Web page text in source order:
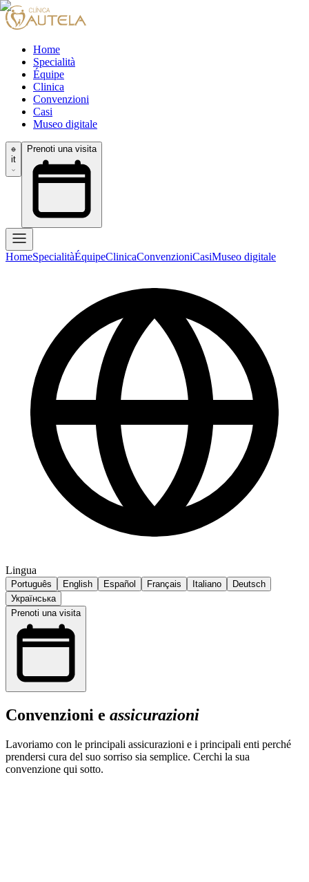
Home
Specialità
Équipe
Clinica
Convenzioni
Casi
Museo digitale
it
Prenoti una visita
HomeSpecialitàÉquipeClinicaConvenzioniCasiMuseo digitale
Lingua
Português English Español Français Italiano
Deutsch
Українська
Prenoti una visita
Convenzioni e assicurazioni
Lavoriamo con le principali assicurazioni e i principali enti perché
prendersi cura del suo sorriso sia semplice. Cerchi la sua
convenzione qui sotto.